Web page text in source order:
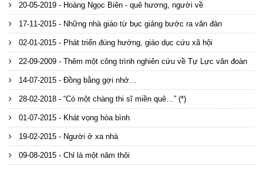
20-05-2019 - Hoàng Ngọc Biên - quê hương, người về
17-11-2015 - Những nhà giáo từ bục giảng bước ra văn đàn
02-01-2015 - Phát triển đúng hướng, giáo dục cứu xã hội
22-09-2009 - Thêm một công trình nghiên cứu về Tự Lực văn đoàn
14-07-2015 - Đồng bằng gợi nhớ…
28-02-2018 - “Có một chàng thi sĩ miền quê…” (*)
01-07-2015 - Khát vọng hòa bình
19-02-2015 - Người ở xa nhà
09-08-2015 - Chỉ là một năm thôi